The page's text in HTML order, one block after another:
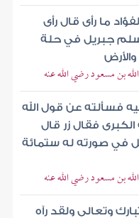
ما رأى قال رأى
جبريل في حلة
بن مسعود رضي الله عنه
فسألته عن قول الله
فقال زر قال
في صورته له ستمائة
بن مسعود رضي الله عنه
وتعالى ولقد رآه